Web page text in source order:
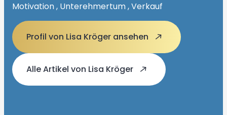
Motivation , Unterehmertum , Verkauf
Profil von Lisa Kröger ansehen
Alle Artikel von Lisa Kröger